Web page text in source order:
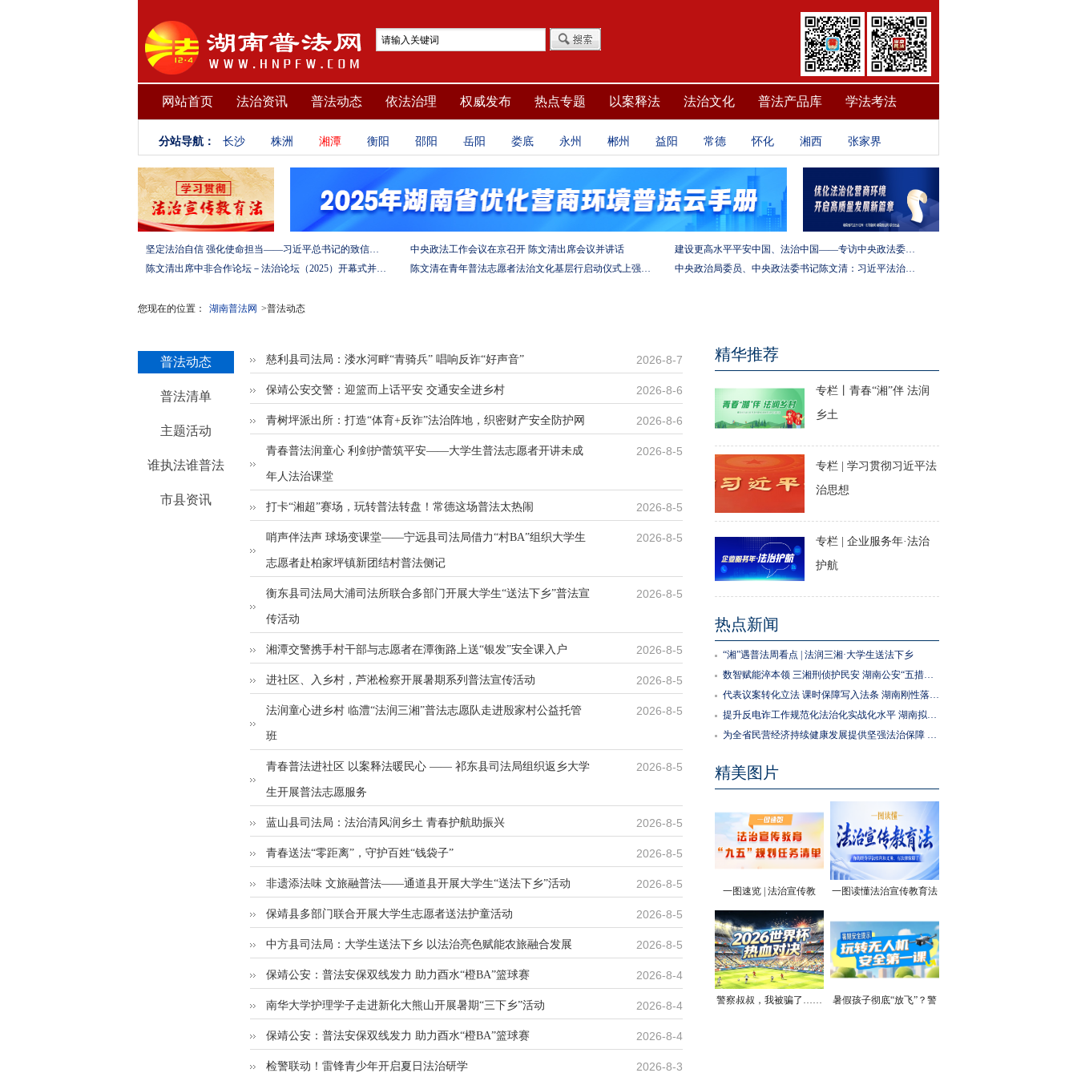
网站首页 法治资讯 普法动态 依法治理 权威发布 热点专题 以案释法 法治文化 普法产品库 学法考法
分站导航： 长沙 株洲 湘潭 衡阳 邵阳 岳阳 娄底 永州 郴州 益阳 常德 怀化 湘西 张家界
坚定法治自信 强化使命担当——习近平总书记的致信激励法学法律工作者投身全面依法治国伟大实践 中央政法工作会议在京召开 陈文清出席会议并讲话
建设更高水平平安中国、法治中国——专访中央政法委秘书长訚柏
陈文清出席中非合作论坛－法治论坛（2025）开幕式并在湖南调研
陈文清在青年普法志愿者法治文化基层行启动仪式上强调 以学习宣传习近平法治思想引领普法工作 中央政治局委员、中央政法委书记陈文清：习近平法治思想是全面依法治国的根本遵循和行动指南
您现在的位置： 湖南普法网 >普法动态
普法动态
普法清单
主题活动
谁执法谁普法
市县资讯
慈利县司法局：溇水河畔“青骑兵” 唱响反诈“好声音” 2026-8-7
保靖公安交警：迎篮而上话平安 交通安全进乡村 2026-8-6
青树坪派出所：打造“体育+反诈”法治阵地，织密财产安全防护网 2026-8-6
青春普法润童心 利剑护蕾筑平安——大学生普法志愿者开讲未成
年人法治课堂
2026-8-5
打卡“湘超”赛场，玩转普法转盘！常德这场普法太热闹 2026-8-5
哨声伴法声 球场变课堂——宁远县司法局借力“村BA”组织大学生
志愿者赴柏家坪镇新团结村普法侧记
2026-8-5
衡东县司法局大浦司法所联合多部门开展大学生“送法下乡”普法宣
传活动
2026-8-5
湘潭交警携手村干部与志愿者在潭衡路上送“银发”安全课入户 2026-8-5
进社区、入乡村，芦淞检察开展暑期系列普法宣传活动 2026-8-5
法润童心进乡村 临澧“法润三湘”普法志愿队走进殷家村公益托管
班
2026-8-5
青春普法进社区 以案释法暖民心 —— 祁东县司法局组织返乡大学
生开展普法志愿服务
2026-8-5
蓝山县司法局：法治清风润乡土 青春护航助振兴 2026-8-5
青春送法“零距离”，守护百姓“钱袋子” 2026-8-5
非遗添法味 文旅融普法——通道县开展大学生“送法下乡”活动 2026-8-5
保靖县多部门联合开展大学生志愿者送法护童活动 2026-8-5
中方县司法局：大学生送法下乡 以法治亮色赋能农旅融合发展 2026-8-5
保靖公安：普法安保双线发力 助力酉水“橙BA”篮球赛 2026-8-4
南华大学护理学子走进新化大熊山开展暑期“三下乡”活动 2026-8-4
保靖公安：普法安保双线发力 助力酉水“橙BA”篮球赛 2026-8-4
检警联动！雷锋青少年开启夏日法治研学 2026-8-3
精华推荐
专栏丨青春“湘”伴 法润
乡土
专栏 | 学习贯彻习近平法
治思想
专栏 | 企业服务年·法治
护航
热点新闻
“湘”遇普法周看点 | 法润三湘·大学生送法下乡
数智赋能淬本领 三湘刑侦护民安 湖南公安“五措并举”推进执法规范化建设
代表议案转化立法 课时保障写入法条 湖南刚性落实中小学生体育锻炼要求
提升反电诈工作规范化法治化实战化水平 湖南拟为反电诈工作立法
为全省民营经济持续健康发展提供坚强法治保障 湖南拟出台实施民营经济促进法办法
精美图片
一图速览 | 法治宣传教
育“九五”规划任务清单
一图读懂法治宣传教育法
务，有法律保障了
警察叔叔，我被骗了……
暑假孩子彻底“放飞”？警